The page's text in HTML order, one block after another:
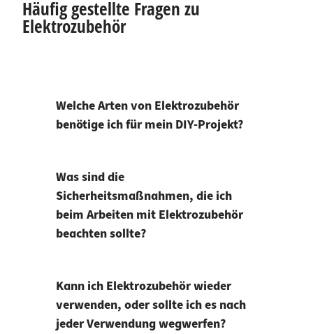
Häufig gestellte Fragen zu
Elektrozubehör
Welche Arten von Elektrozubehör
benötige ich für mein DIY-Projekt?
Was sind die
Sicherheitsmaßnahmen, die ich
beim Arbeiten mit Elektrozubehör
beachten sollte?
Kann ich Elektrozubehör wieder
verwenden, oder sollte ich es nach
jeder Verwendung wegwerfen?